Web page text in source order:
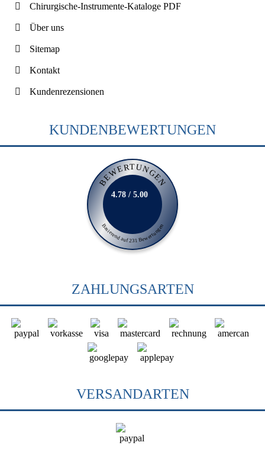
Chirurgische-Instrumente-Kataloge PDF
Über uns
Sitemap
Kontakt
Kundenrezensionen
KUNDENBEWERTUNGEN
BEWERTUNGEN
Basierend auf 231 Bewertungen
4.78 / 5.00
ZAHLUNGSARTEN
VERSANDARTEN